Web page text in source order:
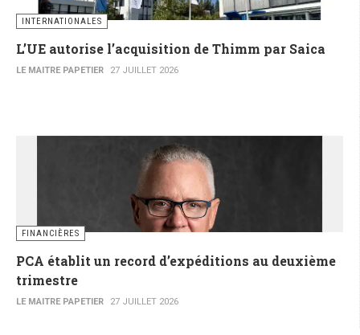
INTERNATIONALES
L’UE autorise l’acquisition de Thimm par Saica
LE MAITRE PAPETIER 27 JUILLET 2026
FINANCIÈRES
PCA établit un record d’expéditions au deuxième
trimestre
LE MAITRE PAPETIER 27 JUILLET 2026